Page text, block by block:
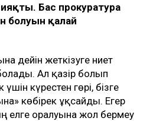
Бас прокуратура
болуын қалай
дейін жеткізуге ниет
Ал қазір болып
күрестен гөрі, бізге
көбірек ұқсайды. Егер
елге оралуына жол бермеу